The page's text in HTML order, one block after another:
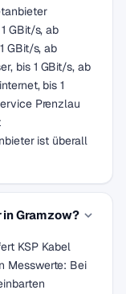
GBit/s, ab
GBit/s, ab
bis 1 GBit/s, ab
bis 1
Prenzlau
ist überall
Gramzow?
KSP Kabel
Messwerte: Bei